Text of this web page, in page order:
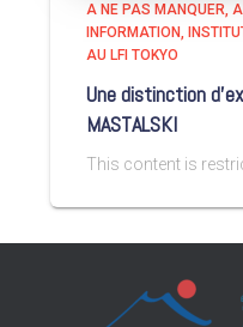
A NE PAS MANQUER
INFORMATION
AU LFI TOKYO
Une distinction
MASTALSKI
This content is